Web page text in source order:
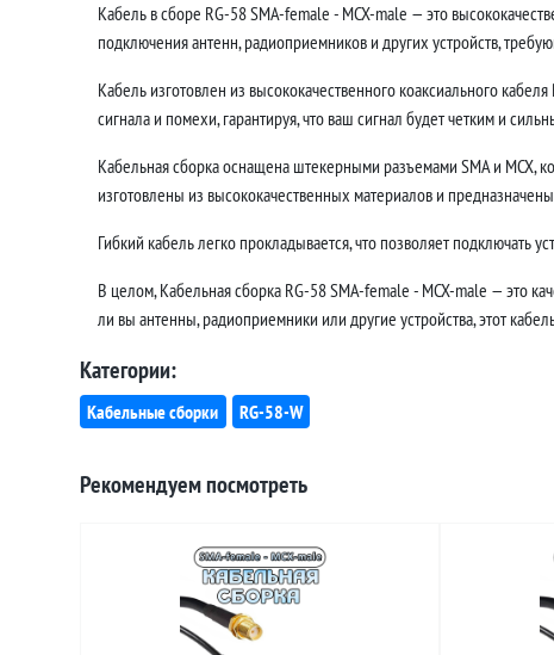
Кабель в сборе RG-58 SMA-female - MCX-male — это
подключения антенн, радиоприемников и других устройств,
Кабель изготовлен из высококачественного коаксиального
сигнала и помехи, гарантируя, что ваш сигнал будет четким и
Кабельная сборка оснащена штекерными разъемами SMA и MCX,
изготовлены из высококачественных материалов и
Гибкий кабель легко прокладывается, что позволяет подключать
В целом, Кабельная сборка RG-58 SMA-female - MCX-male — это
ли вы антенны, радиоприемники или другие устройства, этот
Категории:
Кабельные сборки RG-58-W
Рекомендуем посмотреть